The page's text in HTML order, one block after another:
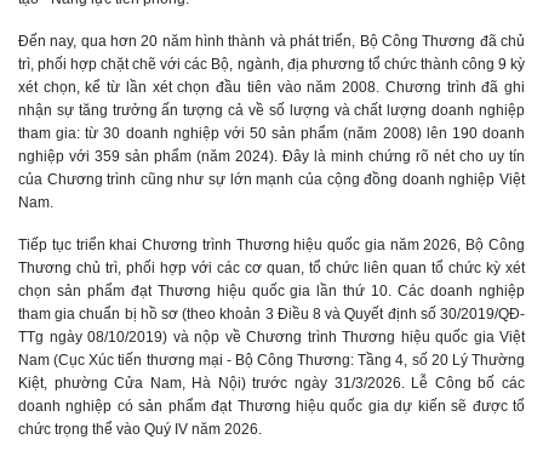
Đến nay, qua hơn 20 năm hình thành và phát triển, Bộ Công Thương đã chủ
trì, phối hợp chặt chẽ với các Bộ, ngành, địa phương tổ chức thành công 9 kỳ
xét chọn, kể từ lần xét chọn đầu tiên vào năm 2008. Chương trình đã ghi
nhận sự tăng trưởng ấn tượng cả về số lượng và chất lượng doanh nghiệp
tham gia: từ 30 doanh nghiệp với 50 sản phẩm (năm 2008) lên 190 doanh
nghiệp với 359 sản phẩm (năm 2024). Đây là minh chứng rõ nét cho uy tín
của Chương trình cũng như sự lớn mạnh của cộng đồng doanh nghiệp Việt
Nam.
Tiếp tục triển khai Chương trình Thương hiệu quốc gia năm 2026, Bộ Công
Thương chủ trì, phối hợp với các cơ quan, tổ chức liên quan tổ chức kỳ xét
chọn sản phẩm đạt Thương hiệu quốc gia lần thứ 10. Các doanh nghiệp
tham gia chuẩn bị hồ sơ (theo khoản 3 Điều 8 và Quyết định số 30/2019/QĐ-
TTg ngày 08/10/2019) và nộp về Chương trình Thương hiệu quốc gia Việt
Nam (Cục Xúc tiến thương mại - Bộ Công Thương: Tầng 4, số 20 Lý Thường
Kiệt, phường Cửa Nam, Hà Nội) trước ngày 31/3/2026. Lễ Công bố các
doanh nghiệp có sản phẩm đạt Thương hiệu quốc gia dự kiến sẽ được tổ
chức trọng thể vào Quý IV năm 2026.